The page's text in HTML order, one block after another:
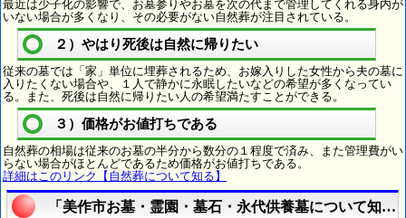
最近は少子化の影響で、お墓参りやお墓を次の代まで管理してくれる身内が
いない場合が多くなり、その必要がない自然葬が注目されている。
２）やはり死後は自然に帰りたい
従来の墓では「家」単位に埋葬されるため、お嫁入りした女性から夫の墓に
入りたくない場合や、１人で静かに永眠したいなどの希望が多くなってい
る。また、死後は自然に帰りたい人の希望満たすことができる。
３）価格がお値打ちである
自然葬の相場は従来のお墓の半分から数分の１程度で済み、また管理費がい
らない場合がほとんどであるため価格がお値打ちである。
詳細はこのリンク【自然葬について知る】
「美作市お墓・霊園・墓石・永代供養墓について知る